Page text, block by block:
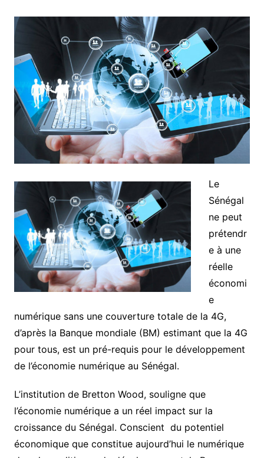
Le
Sénégal
ne peut
prétendr
e à une
réelle
économi
e
numérique sans une couverture totale de la 4G,
d’après la Banque mondiale (BM) estimant que la 4G
pour tous, est un pré-requis pour le développement
de l’économie numérique au Sénégal.
L’institution de Bretton Wood, souligne que
l’économie numérique a un réel impact sur la
croissance du Sénégal. Conscient du potentiel
économique que constitue aujourd’hui le numérique